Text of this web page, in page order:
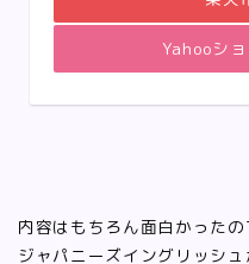
Yahooシ
内容はもちろん面白かった
ジャパニーズイングリッシ